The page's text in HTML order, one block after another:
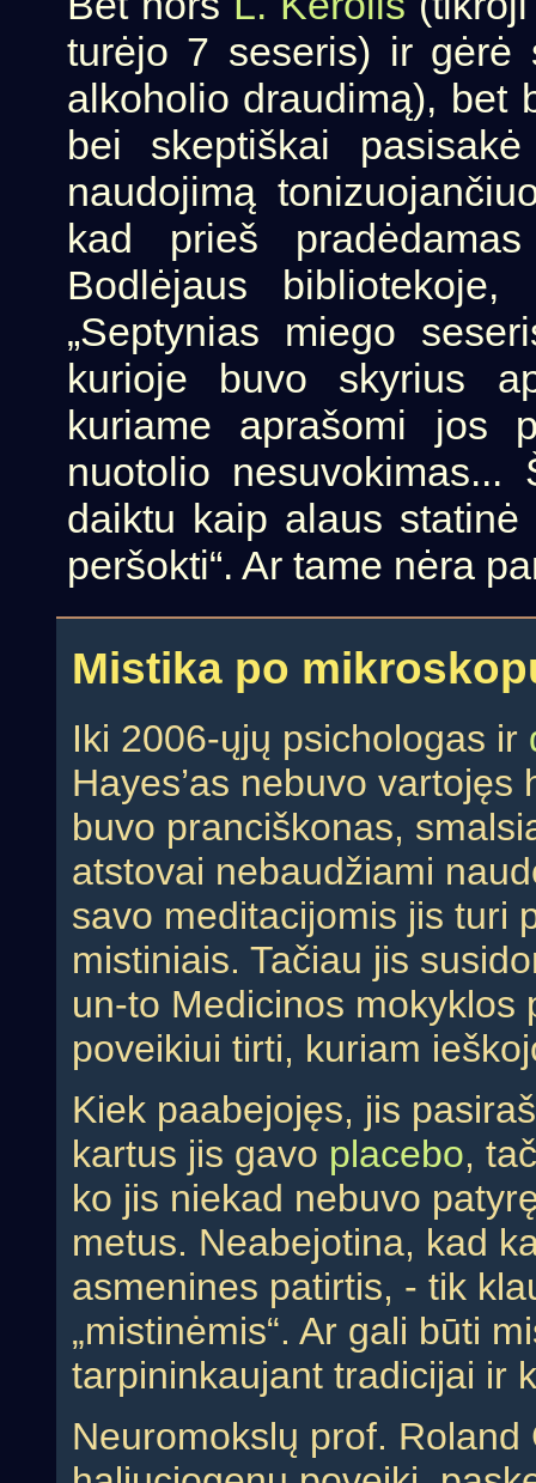
turėjo 7 seseris) ir gėrė
alkoholio draudimą), bet
bei skeptiškai
naudojimą
kad prieš
Bodlėjaus
„Septynias miego
kurioje buvo skyrius
kuriame aprašomi jos
nuotolio
daiktu kaip alaus
peršokti“. Ar tame nėra
Mistika po
Iki 2006-ųjų psichologas ir
Hayes’as nebuvo
buvo pranciškonas,
atstovai nebaudžiami
savo meditacijomis jis turi
mistiniais. Tačiau jis
un-to Medicinos
poveikiui tirti, kuriam
Kiek paabejojęs, jis
kartus jis gavo placebo,
ko jis niekad nebuvo
metus. Neabejotina, kad
asmenines patirtis, - tik
„mistinėmis“. Ar gali būti
tarpininkaujant tradicijai ir
Neuromokslų prof. Roland